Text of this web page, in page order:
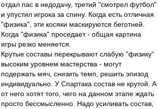
отдал пас в недодачу, третий "смотрел футбол"
и упустил игрока за спину. Когда есть отличная
"физика", эти косяки маскируются беготней.
Когда "физика" проседает - общая картина
игры резко меняется.
Крутые составы перекрывают слабую "физику"
высоким уровнем мастерства - могут
подержать мяч, снизить темп, решить эпизод
индивидуально. У Спартака состав не крутой. А
от него хотят того, чего на данном этапе ждать
просто бессмысленно. Надо усиливать состав,